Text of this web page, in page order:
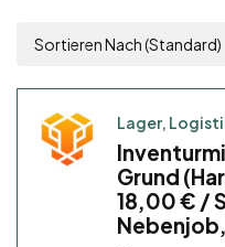
Sortieren Nach (Standard)
Lager,
Grund
18,00 € /